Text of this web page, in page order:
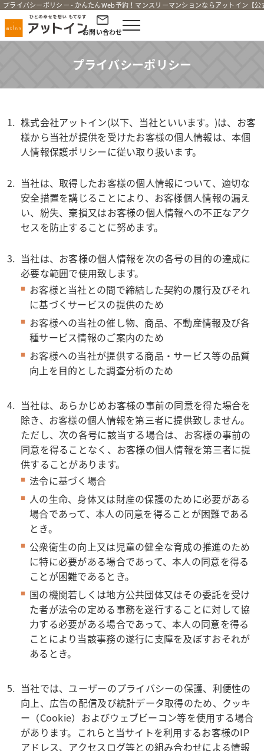
プライバシーポリシー - かんたんWeb予約！マンスリーマンションならアットイン【公
お問い合わせ
プライバシーポリシー
株式会社アットイン(以下、当社といいます。)は、お客
様から当社が提供を受けたお客様の個人情報は、本個
人情報保護ポリシーに従い取り扱います。
当社は、取得したお客様の個人情報について、適切な
安全措置を講じることにより、お客様個人情報の漏え
い、紛失、棄損又はお客様の個人情報への不正なアク
セスを防止することに努めます。
当社は、お客様の個人情報を次の各号の目的の達成に
必要な範囲で使用致します。
お客様と当社との間で締結した契約の履行及びそれ
に基づくサービスの提供のため
お客様への当社の催し物、商品、不動産情報及び各
種サービス情報のご案内のため
お客様への当社が提供する商品・サービス等の品質
向上を目的とした調査分析のため
当社は、あらかじめお客様の事前の同意を得た場合を
除き、お客様の個人情報を第三者に提供致しません。
ただし、次の各号に該当する場合は、お客様の事前の
同意を得ることなく、お客様の個人情報を第三者に提
供することがあります。
法令に基づく場合
人の生命、身体又は財産の保護のために必要がある
場合であって、本人の同意を得ることが困難である
とき。
公衆衛生の向上又は児童の健全な育成の推進のため
に特に必要がある場合であって、本人の同意を得る
ことが困難であるとき。
国の機関若しくは地方公共団体又はその委託を受け
た者が法令の定める事務を遂行することに対して協
力する必要がある場合であって、本人の同意を得る
ことにより当該事務の遂行に支障を及ぼすおそれが
あるとき。
当社では、ユーザーのプライバシーの保護、利便性の
向上、広告の配信及び統計データ取得のため、クッキ
ー（Cookie）およびウェブビーコン等を使用する場合
があります。これらと当サイトを利用するお客様のIP
アドレス、アクセスログ等との組み合わせによる情報